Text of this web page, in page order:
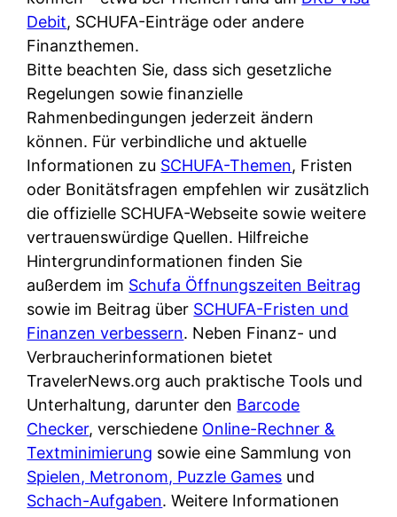
r
u
s
s
i
s
h
e
B
a
n
k
k
a
r
t
e
n
M
I
R
w
i
r
k
l
i
c
h
k
o
s
t
e
n
l
o
s
u
n
d
w
c
h
u
t
z
d
e
r
F
i
r
m
a
a
m
p
r
i
v
a
t
e
Debit, SCHUFA-Einträge oder andere
Finanzthemen.
Bitte beachten Sie, dass sich gesetzliche
Regelungen sowie finanzielle
Rahmenbedingungen jederzeit ändern
können. Für verbindliche und aktuelle
Informationen zu SCHUFA-Themen, Fristen
oder Bonitätsfragen empfehlen wir zusätzlich
die offizielle SCHUFA-Webseite sowie weitere
vertrauenswürdige Quellen. Hilfreiche
Hintergrundinformationen finden Sie
außerdem im Schufa Öffnungszeiten Beitrag
sowie im Beitrag über SCHUFA-Fristen und
Finanzen verbessern. Neben Finanz- und
Verbraucherinformationen bietet
TravelerNews.org auch praktische Tools und
Unterhaltung, darunter den Barcode
Checker, verschiedene Online-Rechner &
Textminimierung sowie eine Sammlung von
Spielen, Metronom, Puzzle Games und
Schach-Aufgaben. Weitere Informationen